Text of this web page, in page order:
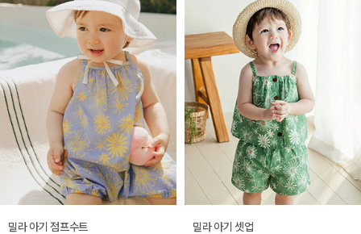
토닉 아기 민소매 티셔츠 베티 니트 아기 민소매 티셔츠